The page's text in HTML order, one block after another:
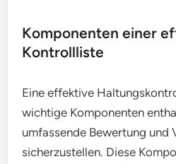
Komponenten einer
Kontrollliste
Eine effektive
wichtige Komponenten
umfassende Bewertung und
sicherzustellen. Diese